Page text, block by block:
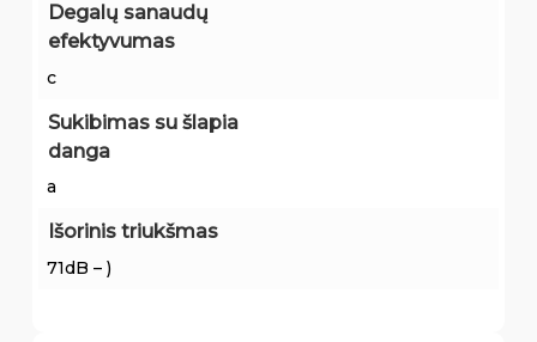
Degalų sanaudų
efektyvumas
c
Sukibimas su šlapia
danga
a
Išorinis triukšmas
71dB – )